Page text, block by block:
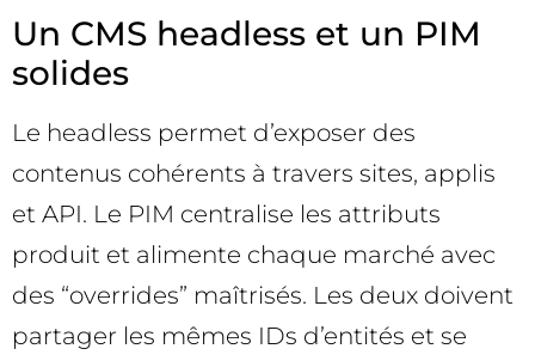
Un CMS headless et un PIM
solides
Le headless permet d’exposer des
contenus cohérents à travers sites, applis
et API. Le PIM centralise les attributs
produit et alimente chaque marché avec
des “overrides” maîtrisés. Les deux doivent
partager les mêmes IDs d’entités et se